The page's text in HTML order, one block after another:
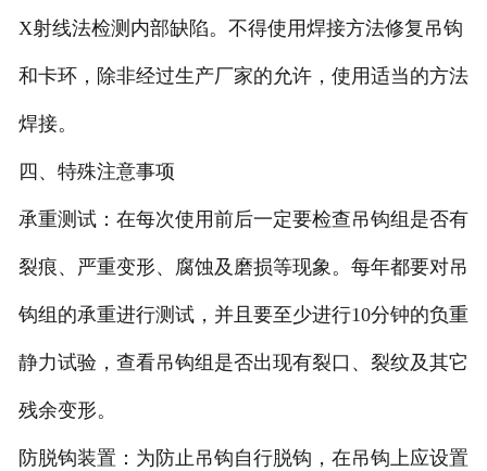
X射线法检测内部缺陷。不得使用焊接方法修复吊钩
和卡环，除非经过生产厂家的允许，使用适当的方法
焊接。
四、特殊注意事项
承重测试：在每次使用前后一定要检查吊钩组是否有
裂痕、严重变形、腐蚀及磨损等现象。每年都要对吊
钩组的承重进行测试，并且要至少进行10分钟的负重
静力试验，查看吊钩组是否出现有裂口、裂纹及其它
残余变形。
防脱钩装置：为防止吊钩自行脱钩，在吊钩上应设置